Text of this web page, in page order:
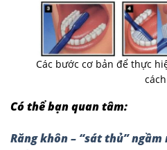
Các bước cơ bản để thực
cách
Có thể bạn quan tâm:
Răng khôn – “sát thủ”